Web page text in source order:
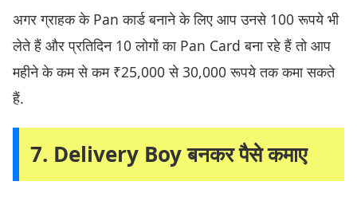
अगर ग्राहक के Pan कार्ड बनाने के लिए आप उनसे 100 रूपये भी
लेते हैं और प्रतिदिन 10 लोगों का Pan Card बना रहे हैं तो आप
महीने के कम से कम ₹25,000 से 30,000 रूपये तक कमा सकते
हैं.
7. Delivery Boy बनकर पैसे कमाए